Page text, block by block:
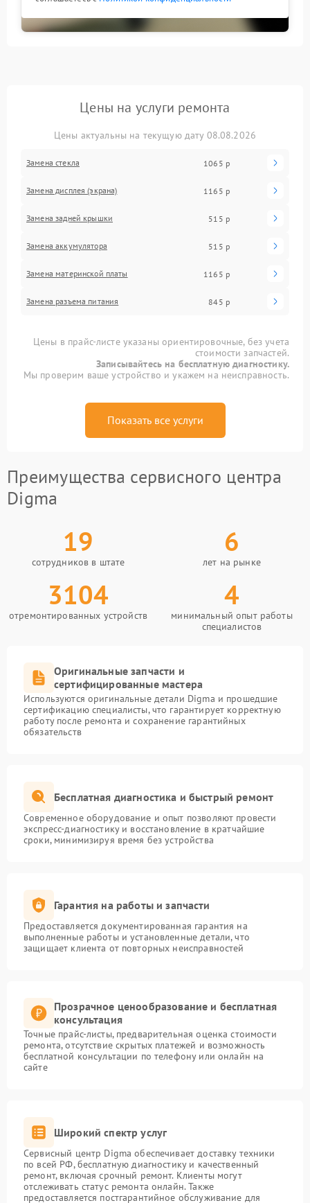
Цены на услуги ремонта
Цены актуальны на текущую дату 08.08.2026
Замена стекла 1065 р
Замена дисплея (экрана) 1165 р
Замена задней крышки 515 р
Замена аккумулятора 515 р
Замена материнской платы 1165 р
Замена разъема питания 845 р
Цены в прайс-листе указаны ориентировочные, без учета
стоимости запчастей.
Записывайтесь на бесплатную диагностику.
Мы проверим ваше устройство и укажем на неисправность.
Показать все услуги
Преимущества сервисного центра
Digma
19
сотрудников в штате
6
лет на рынке
3104
отремонтированных устройств
4
минимальный опыт работы
специалистов
Оригинальные запчасти и
сертифицированные мастера
Используются оригинальные детали Digma и прошедшие
сертификацию специалисты, что гарантирует корректную
работу после ремонта и сохранение гарантийных
обязательств
Бесплатная диагностика и быстрый ремонт
Современное оборудование и опыт позволяют провести
экспресс-диагностику и восстановление в кратчайшие
сроки, минимизируя время без устройства
Гарантия на работы и запчасти
Предоставляется документированная гарантия на
выполненные работы и установленные детали, что
защищает клиента от повторных неисправностей
Прозрачное ценообразование и бесплатная
консультация
Точные прайс-листы, предварительная оценка стоимости
ремонта, отсутствие скрытых платежей и возможность
бесплатной консультации по телефону или онлайн на
сайте
Широкий спектр услуг
Сервисный центр Digma обеспечивает доставку техники
по всей РФ, бесплатную диагностику и качественный
ремонт, включая срочный ремонт. Клиенты могут
отслеживать статус ремонта онлайн. Также
предоставляется постгарантийное обслуживание для